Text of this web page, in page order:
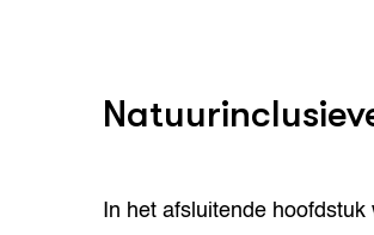
In het afsluitende